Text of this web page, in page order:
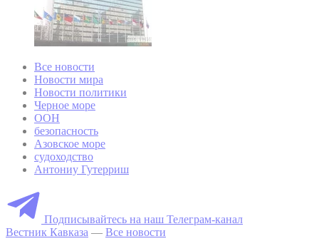
Все новости
Новости мира
Новости политики
Черное море
ООН
безопасность
Азовское море
судоходство
Антониу Гутерриш
Подписывайтесь на наш Телеграм-канал
Вестник Кавказа — Все новости